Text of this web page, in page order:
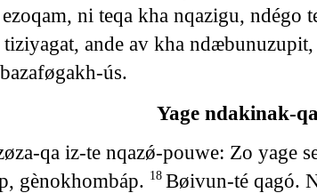
ni teqa kha nqazigu, ndégo
tiziyagat, ande av kha
ús.
Yage ndakinak-
qa iz-te nqazǿ-pouwe: Zo yage
gènokhombáp. 18 Bøivun-té qagó.